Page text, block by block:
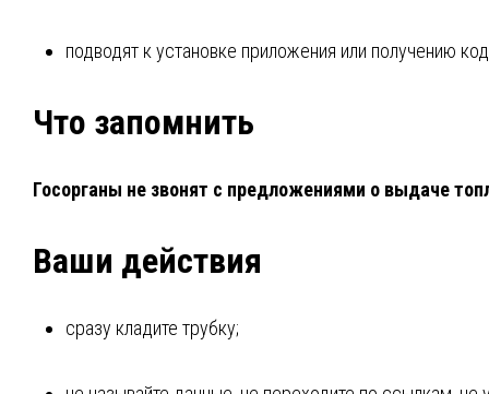
подводят к установке приложения или получению
Что запомнить
Госорганы не звонят с предложениями о выдаче
Ваши действия
сразу кладите трубку;